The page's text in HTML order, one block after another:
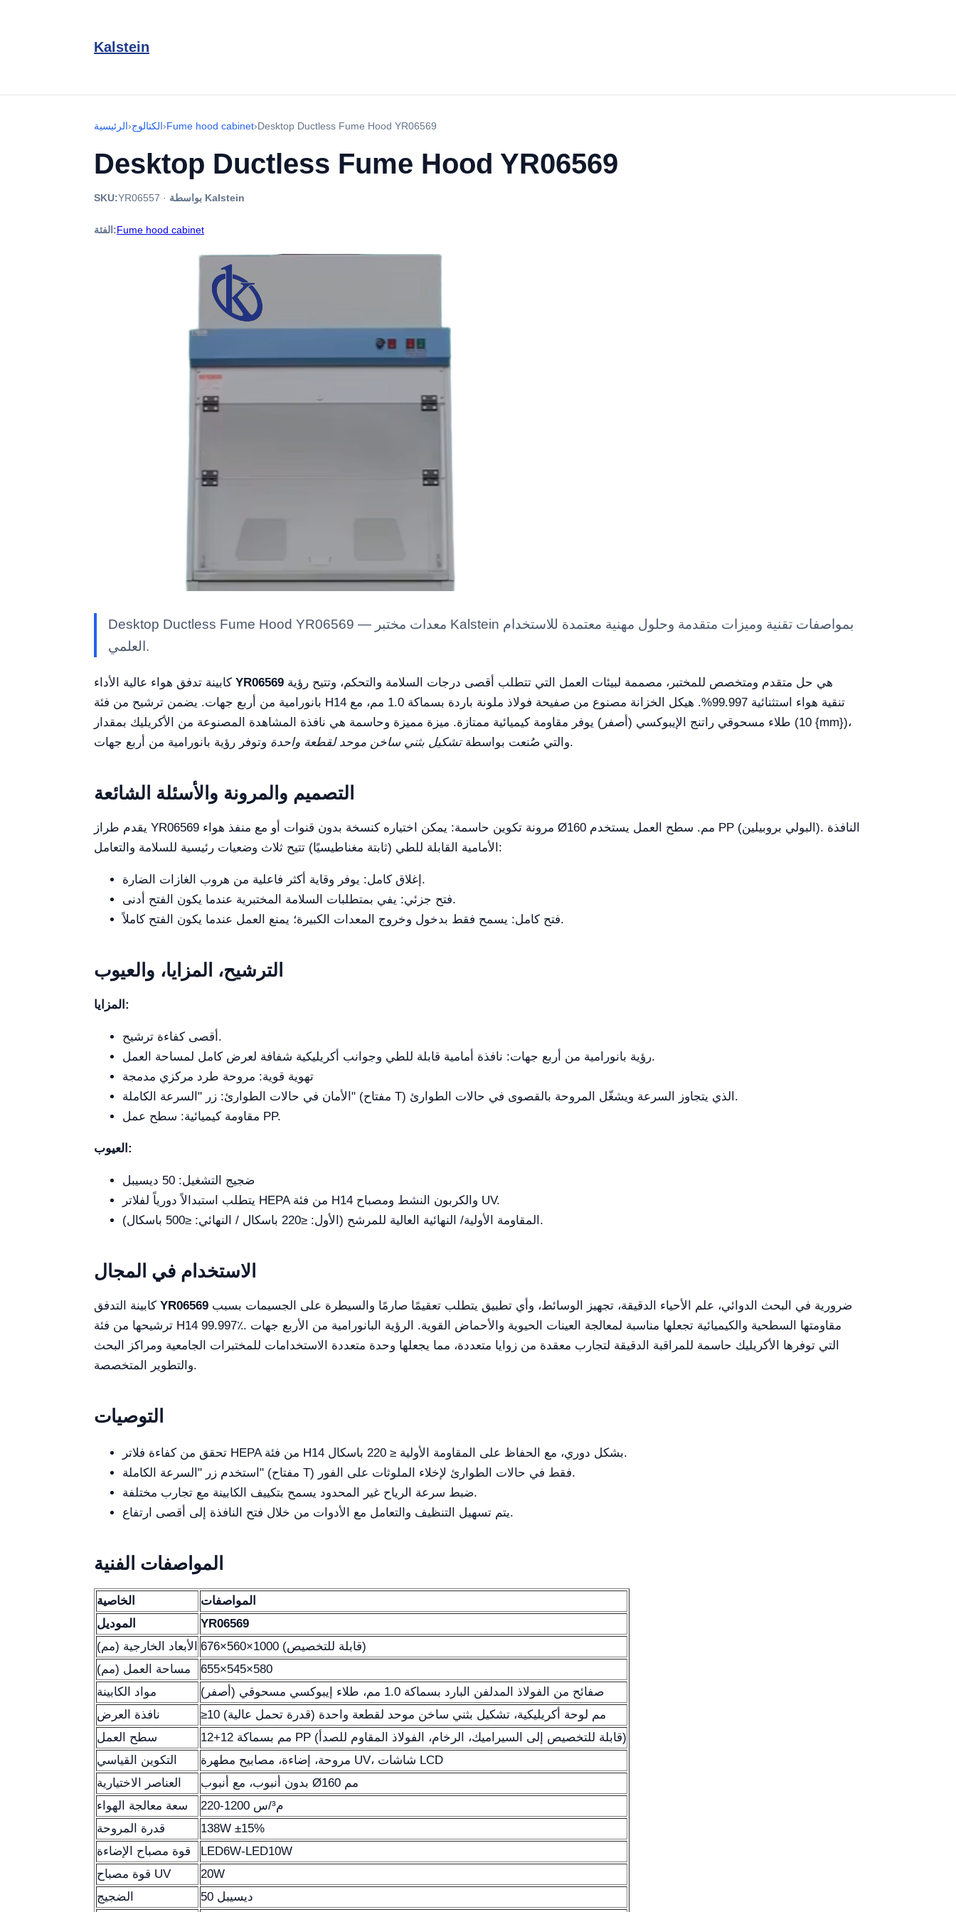
Kalstein
الرئيسية›الكتالوج›Fume hood cabinet›Desktop Ductless Fume Hood YR06569
Desktop Ductless Fume Hood YR06569
SKU:YR06557 · بواسطة Kalstein
الفئة:Fume hood cabinet
Desktop Ductless Fume Hood YR06569 — معدات مختبر Kalstein بمواصفات تقنية وميزات متقدمة وحلول مهنية معتمدة للاستخدام
العلمي.
YR06569
بانورامية من أربع جهات. يضمن ترشيح من فئة H14 تنقية هواء استثنائية 99.997%
. هيكل الخزانة مصنوع من صفيحة فولاذ ملونة باردة بسماكة 1.0 مم، مع
(10 {mm})،
والتي صُنعت بواسطةتشكيل بثني ساخن موحد لقطعة واحدة وتوفر رؤية بانورامية من أربع جهات.
التصميم والمرونة والأسئلة الشائعة
يقدم طراز YR06569 مرونة تكوين حاسمة: يمكن اختياره كنسخة بدون قنوات أو مع منفذ هواء Ø160 مم. سطح العمل يستخدم PP (البولي بروبيلين). النافذة
الأمامية القابلة للطي (ثابتة مغناطيسيًا) تتيح ثلاث وضعيات رئيسية للسلامة والتعامل:
إغلاق كامل: يوفر وقاية أكثر فاعلية من هروب الغازات الضارة.
فتح جزئي: يفي بمتطلبات السلامة المختبرية عندما يكون الفتح أدنى.
فتح كامل: يسمح فقط بدخول وخروج المعدات الكبيرة؛ يمنع العمل عندما يكون الفتح كاملاً.
الترشيح، المزايا، والعيوب
المزايا:
أقصى كفاءة ترشيح.
رؤية بانورامية من أربع جهات: نافذة أمامية قابلة للطي وجوانب أكريليكية شفافة لعرض كامل لمساحة العمل.
تهوية قوية: مروحة طرد مركزي مدمجة
الأمان في حالات الطوارئ: زر "السرعة الكاملة" (مفتاح T) الذي يتجاوز السرعة ويشغّل المروحة بالقصوى في حالات الطوارئ.
مقاومة كيميائية: سطح عمل PP.
العيوب:
ضجيج التشغيل: 50 ديسيبل
يتطلب استبدالاً دورياً لفلاتر HEPA من فئة H14 والكربون النشط ومصباح UV.
المقاومة الأولية/ النهائية العالية للمرشح (الأول: ≤220 باسكال / النهائي: ≤500 باسكال).
الاستخدام في المجال
YR06569
ترشيحها من فئة H14 99.997٪. مقاومتها السطحية والكيميائية تجعلها مناسبة لمعالجة العينات الحيوية والأحماض القوية. الرؤية البانورامية من الأربع جهات
التي توفرها الأكريليك حاسمة للمراقبة الدقيقة لتجارب معقدة من زوايا متعددة، مما يجعلها وحدة متعددة الاستخدامات للمختبرات الجامعية ومراكز البحث
والتطوير المتخصصة.
التوصيات
تحقق من كفاءة فلاتر HEPA من فئة H14 بشكل دوري، مع الحفاظ على المقاومة الأولية ≤ 220 باسكال.
استخدم زر "السرعة الكاملة" (مفتاح T) فقط في حالات الطوارئ لإخلاء الملوثات على الفور.
ضبط سرعة الرياح غير المحدود يسمح بتكييف الكابينة مع تجارب مختلفة.
يتم تسهيل التنظيف والتعامل مع الأدوات من خلال فتح النافذة إلى أقصى ارتفاع.
المواصفات الفنية
الخاصية
المواصفات
الموديل
YR06569
الأبعاد الخارجية (مم)
676×560×1000 (قابلة للتخصيص)
مساحة العمل (مم)
655×545×580
مواد الكابينة
صفائح من الفولاذ المدلفن البارد بسماكة 1.0 مم، طلاء إيبوكسي مسحوقي (أصفر)
نافذة العرض
≥10 مم لوحة أكريليكية، تشكيل بثني ساخن موحد لقطعة واحدة (قدرة تحمل عالية)
سطح العمل
12+12 مم بسماكة PP (قابلة للتخصيص إلى السيراميك، الرخام، الفولاذ المقاوم للصدأ)
التكوين القياسي
مروحة، إضاءة، مصابيح مطهرة UV، شاشات LCD
العناصر الاختيارية
بدون أنبوب، مع أنبوب Ø160 مم
سعة معالجة الهواء
220-1200 م³/س
قدرة المروحة
138W ±15%
قوة مصباح الإضاءة
LED6W-LED10W
قوة مصباح UV
20W
الضجيج
50 ديسيبل